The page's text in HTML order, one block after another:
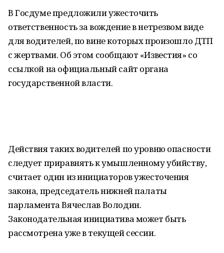
В Госдуме предложили ужесточить
ответственность за вождение в нетрезвом виде
для водителей, по вине которых произошло ДТП
с жертвами. Об этом сообщают «Известия» со
ссылкой на официальный сайт органа
государственной власти.
Действия таких водителей по уровню опасности
следует приравнять к умышленному убийству,
считает один из инициаторов ужесточения
закона, председатель нижней палаты
парламента Вячеслав Володин.
Законодательная инициатива может быть
рассмотрена уже в текущей сессии.